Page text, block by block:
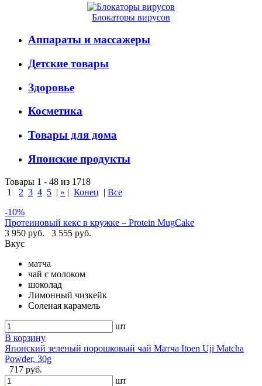
Блокаторы вирусов
Аппараты и массажеры
Детские товары
Здоровье
Косметика
Товары для дома
Японские продукты
Товары 1 - 48 из 1718
1
2 3 4 5 | » | Конец | Все
-10%
Протеиновый кекс в кружке – Protein MugCake
3 950 руб.
3 555 руб.
Вкус
матча
чай с молоком
шоколад
Лимонный чизкейк
Соленая карамель
шт
В корзину
Японский зеленый порошковый чай Матча Itoen Uji Matcha
Powder, 30g
717 руб.
шт